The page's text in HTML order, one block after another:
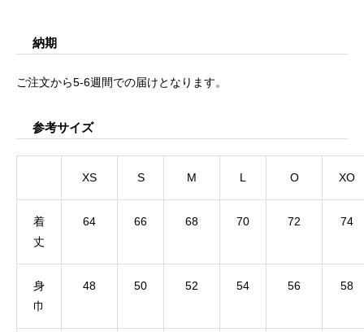
納期
ご注文から5-6週間での届けとなります。
参考サイズ
XS S M L O XO
着
丈
64 66 68 70 72 74
身
巾
48 50 52 54 56 58